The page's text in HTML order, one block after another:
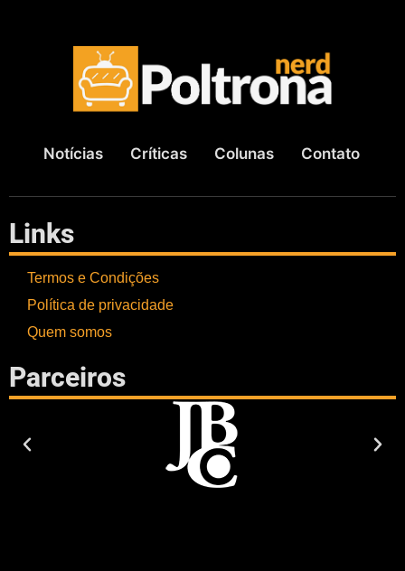
Notícias Críticas Colunas Contato
Links
Termos e Condições
Política de privacidade
Quem somos
Parceiros